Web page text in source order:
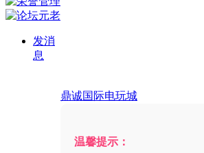
发消
息
鼎诚国际电玩城
温馨提示：